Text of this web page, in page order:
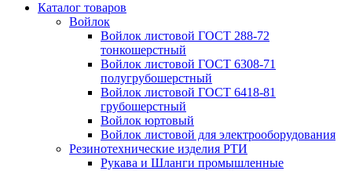
Каталог товаров
Войлок
Войлок листовой ГОСТ 288-72
тонкошерстный
Войлок листовой ГОСТ 6308-71
полугрубошерстный
Войлок листовой ГОСТ 6418-81
грубошерстный
Войлок юртовый
Войлок листовой для электрооборудования
Резинотехнические изделия РТИ
Рукава и Шланги промышленные